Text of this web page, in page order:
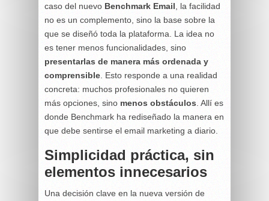
caso del nuevo Benchmark Email , la facilidad
no es un complemento, sino la base sobre la
que se diseñó toda la plataforma. La idea no
es tener menos funcionalidades, sino
presentarlas de manera más ordenada y
comprensible . Esto responde a una realidad
concreta: muchos profesionales no quieren
más opciones, sino menos obstáculos . Allí es
donde Benchmark ha rediseñado la manera en
que debe sentirse el email marketing a diario.
Simplicidad práctica, sin
elementos innecesarios
Una decisión clave en la nueva versión de